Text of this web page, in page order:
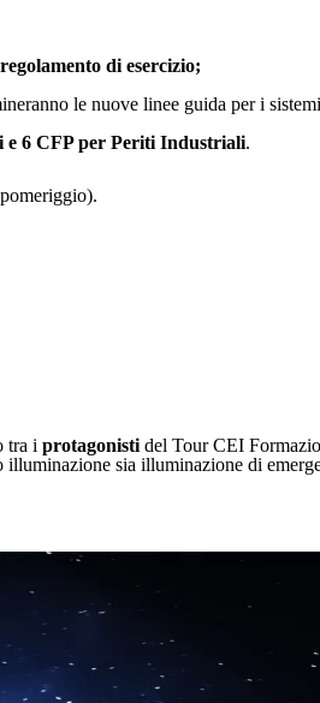
di esercizio;
le nuove linee guida per i
e 6 CFP per Periti Industriali.
tra i protagonisti del Tour CEI
sia illuminazione di